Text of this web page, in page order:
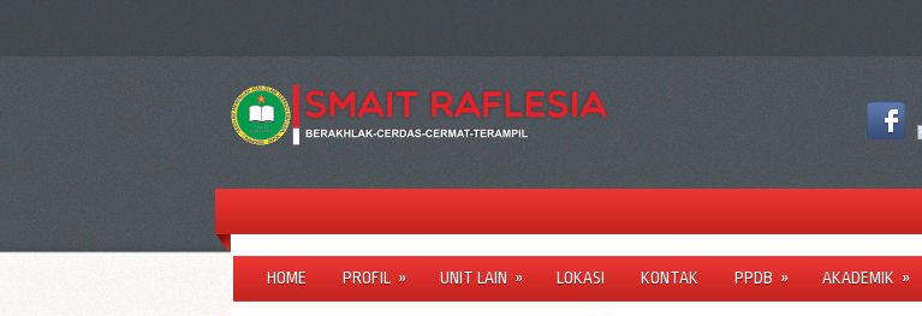
HOME PROFIL » UNIT LAIN » LOKASI KONTAK PPDB » AKADEMIK »